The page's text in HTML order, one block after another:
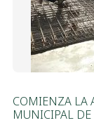
COMIENZA LA
MUNICIPAL DE